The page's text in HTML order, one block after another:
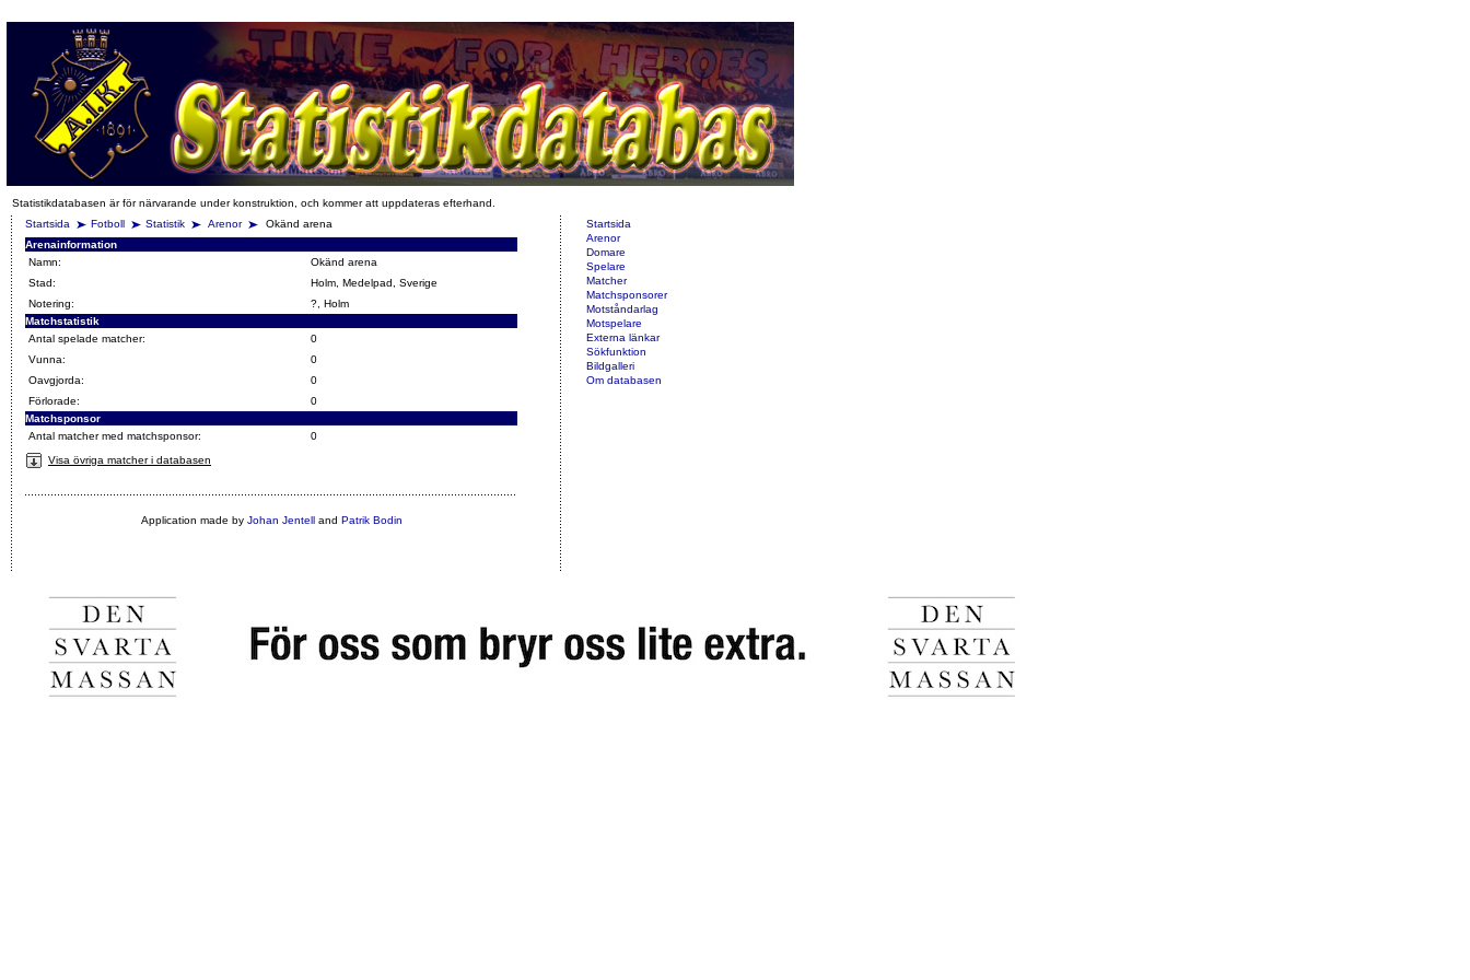
Statistikdatabasen är för närvarande under konstruktion, och kommer att uppdateras efterhand.
Startsida
Fotboll Statistik Arenor
Okänd arena
Arenainformation
Namn:
Okänd arena
Stad:
Holm, Medelpad, Sverige
Notering:
?, Holm
Matchstatistik
Antal spelade matcher:
0
Vunna:
0
Oavgjorda:
0
Förlorade:
0
Matchsponsor
Antal matcher med matchsponsor:
0
Visa övriga matcher i databasen
Application made by Johan Jentelland Patrik Bodin
Startsida
Arenor
Domare
Spelare
Matcher
Matchsponsorer
Motståndarlag
Motspelare
Externa länkar
Sökfunktion
Bildgalleri
Om databasen